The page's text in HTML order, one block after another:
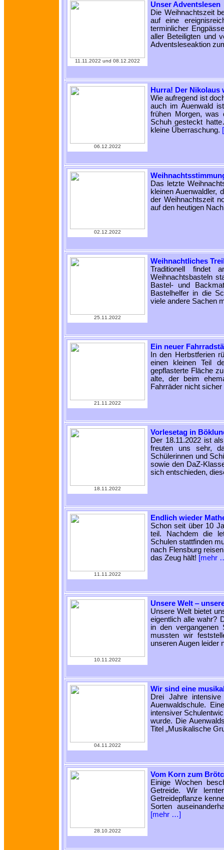
11.11.2022 und 08.12.2022
Unser Adventslesen
Die Weihnachtszeit
auf eine
terminlicher
aller Beteiligten und
Adventsleseaktion
06.12.2022
Hurra! Der Nikolaus
Wie aufregend ist
auch im Auenwald
frühen Morgen, was
Schuh gesteckt
kleine Überraschung.
02.12.2022
Das letzte
kleinen Auenwaldler,
der Weihnachtszeit
auf den heutigen
25.11.2022
Weihnachtliches
Traditionell
Weihnachtsbasteln
Bastel- und
Bastelhelfer in die
viele andere Sachen
21.11.2022
Ein neuer
In den Herbstferien
einen kleinen Teil
gepflasterte Fläche
alte, der beim
Fahrräder nicht
18.11.2022
Vorlesetag in
Der 18.11.2022 ist
freuten uns sehr,
Schülerinnen und
sowie den DaZ-
sich entschieden,
11.11.2022
Endlich wieder
Schon seit über 10
teil. Nachdem die
Schulen stattfinden
nach Flensburg
das Zeug hält! [mehr
10.11.2022
Unsere Welt ‒
Unsere Welt bietet
eigentlich alle wahr?
in den vergangenen
mussten wir
unseren Augen leider
04.11.2022
Wir sind eine
Drei Jahre
Auenwaldschule.
intensiver
wurde. Die
Titel „Musikalische
28.10.2022
Vom Korn zum
Einige Wochen
Getreide. Wir
Getreidepflanze
Sorten
[mehr …]